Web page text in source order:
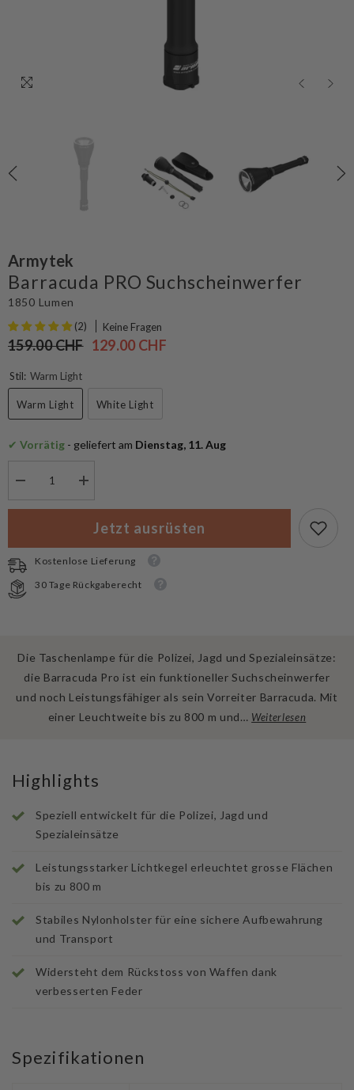
Armytek
Barracuda PRO Suchscheinwerfer
1850 Lumen
(2) Keine Fragen
159.00 CHF 129.00 CHF
Stil: Warm Light
Warm Light White Light
✔ Vorrätig - geliefert am Dienstag, 11. Aug
für
Suchscheinwerfer
Menge
für
Armytek
Barracuda
Suchscheinwerfer
Jetzt ausrüsten
Kostenlose Lieferung
30 Tage Rückgaberecht
Die Taschenlampe für die Polizei, Jagd und Spezialeinsätze:
die Barracuda Pro ist ein funktioneller Suchscheinwerfer
und noch Leistungsfähiger als sein Vorreiter Barracuda. Mit
einer Leuchtweite bis zu 800 m und… Weiterlesen
Highlights
Speziell entwickelt für die Polizei, Jagd und
Spezialeinsätze
Leistungsstarker Lichtkegel erleuchtet grosse Flächen
bis zu 800 m
Stabiles Nylonholster für eine sichere Aufbewahrung
und Transport
Widersteht dem Rückstoss von Waffen dank
verbesserten Feder
Spezifikationen